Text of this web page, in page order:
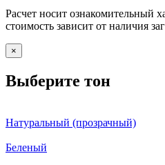
Расчет носит ознакомительный
стоимость зависит от наличия
×
Выберите тон
Натуральный (прозрачный)
Беленый